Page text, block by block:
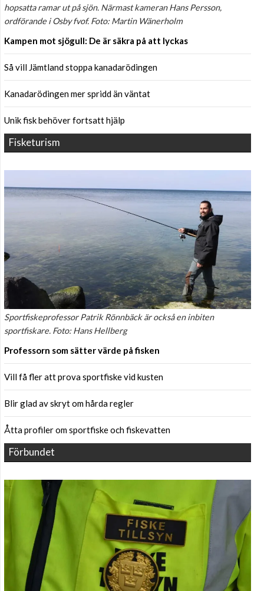
hopsatta ramar ut på sjön. Närmast kameran Hans Persson,
ordförande i Osby fvof. Foto: Martin Wänerholm
Kampen mot sjögull: De är säkra på att lyckas
Så vill Jämtland stoppa kanadarödingen
Kanadarödingen mer spridd än väntat
Unik fisk behöver fortsatt hjälp
Fisketurism
Sportfiskeprofessor Patrik Rönnbäck är också en inbiten
sportfiskare. Foto: Hans Hellberg
Professorn som sätter värde på fisken
Vill få fler att prova sportfiske vid kusten
Blir glad av skryt om hårda regler
Åtta profiler om sportfiske och fiskevatten
Förbundet